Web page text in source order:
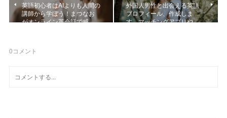
英語初心者はAIよりも人間の
講師から学ぼう！まつなお
がオンライン英会話で感…
外国人男性と出会える英語
プロフィール、作成しま
す。マッチングアプリや…
0コメント